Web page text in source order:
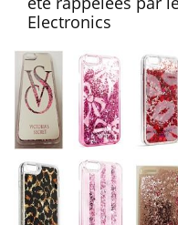
Electronics